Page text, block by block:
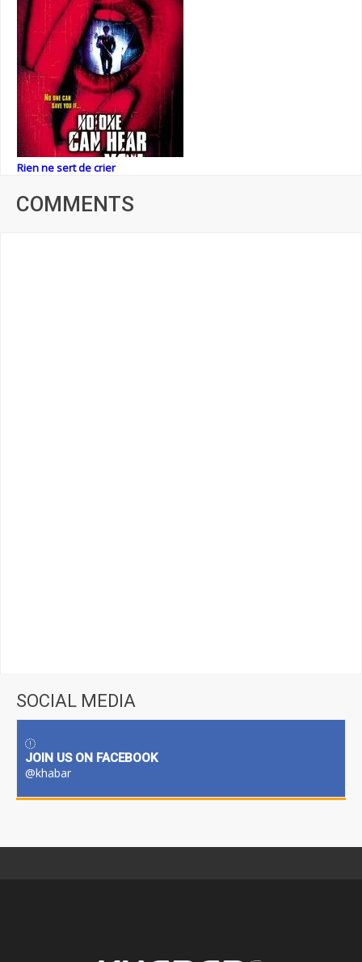
Rien ne sert de crier
COMMENTS
SOCIAL MEDIA
JOIN US ON FACEBOOK
@khabar